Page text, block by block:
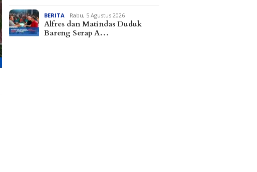
BERITA Rabu, 5 Agustus 2026
Alfres dan Matindas Duduk
Bareng Serap A…